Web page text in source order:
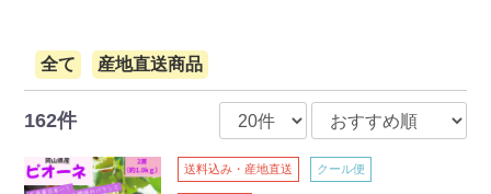
全て 産地直送商品
162件
送料込み・産地直送 クール便